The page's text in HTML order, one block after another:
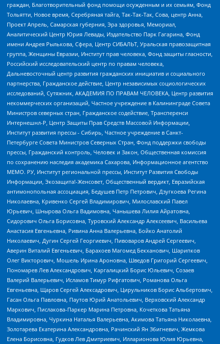
граждан, Благотворительный фонд помощи осужденным и их семьям, Фонд
Тольятти, Новое время, Серебряная тайга, Так-Так-Так, Сова, центр Анна,
Проект Апрель, Самарская губерния, Эра здоровья, Мемориал,
Аналитический Центр Юрия Левады, Издательство Парк Гагарина, Фонд
имени Андрея Рылькова, Сфера, Центр СИБАЛЬТ, Уральская правозащитная
группа, Женщины Евразии, Институт прав человека, Фонд защиты гласности,
Российский исследовательский центр по правам человека,
Дальневосточный центр развития гражданских инициатив и социального
партнерства, Гражданское действие, Центр независимых социологических
исследований, Сутяжник, АКАДЕМИЯ ПО ПРАВАМ ЧЕЛОВЕКА, Центр развития
некоммерческих организаций, Частное учреждение в Калининграде Совета
Министров северных стран, Гражданское содействие, Трансперенси
Интернешнл-Р, Центр Защиты Прав Средств Массовой Информации,
Институт развития прессы - Сибирь, Частное учреждение в Санкт-
Петербурге Совета Министров Северных Стран, Фонд поддержки свободы
прессы, Гражданский контроль, Человек и Закон, Общественная комиссия
по сохранению наследия академика Сахарова, Информационное агентство
МЕМО. РУ, Институт региональной прессы, Институт Развития Свободы
Информации, Экозащита!-Женсовет, Общественный вердикт, Евразийская
антимонопольная ассоциация, Бедушев Петр Петрович, Дзугкоева Регина
Николаевна, Кривенко Сергей Владимирович, Милославский Павел
Юрьевич, Шнырова Ольга Вадимовна, Чанышева Лилия Айратовна,
Сидорович Ольга Борисовна, Туровский Александр Алексеевич, Васильева
Анастасия Евгеньевна, Ривина Анна Валерьевна, Бойко Анатолий
Николаевич, Дугин Сергей Георгиевич, Пивоваров Андрей Сергеевич,
Аверин Виталий Евгеньевич, Барахоев Магомед Бекханович, Шарипков
Олег Викторович, Мошель Ирина Ароновна, Шведов Григорий Сергеевич,
Пономарев Лев Александрович, Каргалицкий Борис Юльевич, Созаев
Валерий Валерьевич, Исламов Тимур Рифгатович, Романова Ольга
Евгеньевна, Щаров Сергей Алексадрович, Цирульников Борис Альбертович,
Гасан Ольга Павловна, Паутов Юрий Анатольевич, Верховский Александр
Маркович, Пислакова-Паркер Марина Петровна, Кочеткова Татьяна
Владимировна, Чуркина Наталья Валерьевна, Акимова Татьяна Николаевна,
Золотарева Екатерина Александровна, Рачинский Ян Збигневич, Жемкова
Елена Борисовна, Гудков Лев Дмитриевич, Илларионова Юлия Юрьевна,